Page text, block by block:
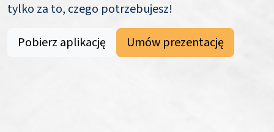
tylko za to, czego potrzebujesz!
Pobierz aplikację
Umów prezentację